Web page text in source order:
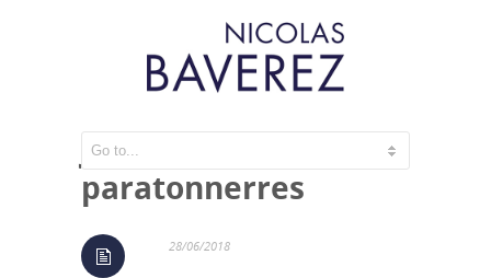
Jupiter face aux
paratonnerres
28/06/2018